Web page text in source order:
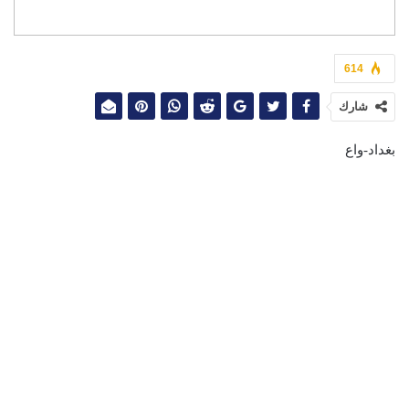
614
شارك
بغداد-واع